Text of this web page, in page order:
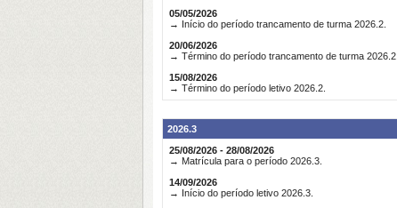
05/05/2026
→ Início do período trancamento de turma 2026.2.
20/06/2026
→ Término do período trancamento de turma 2026.2.
15/08/2026
→ Término do período letivo 2026.2.
2026.3
25/08/2026 - 28/08/2026
→ Matrícula para o período 2026.3.
14/09/2026
→ Início do período letivo 2026.3.